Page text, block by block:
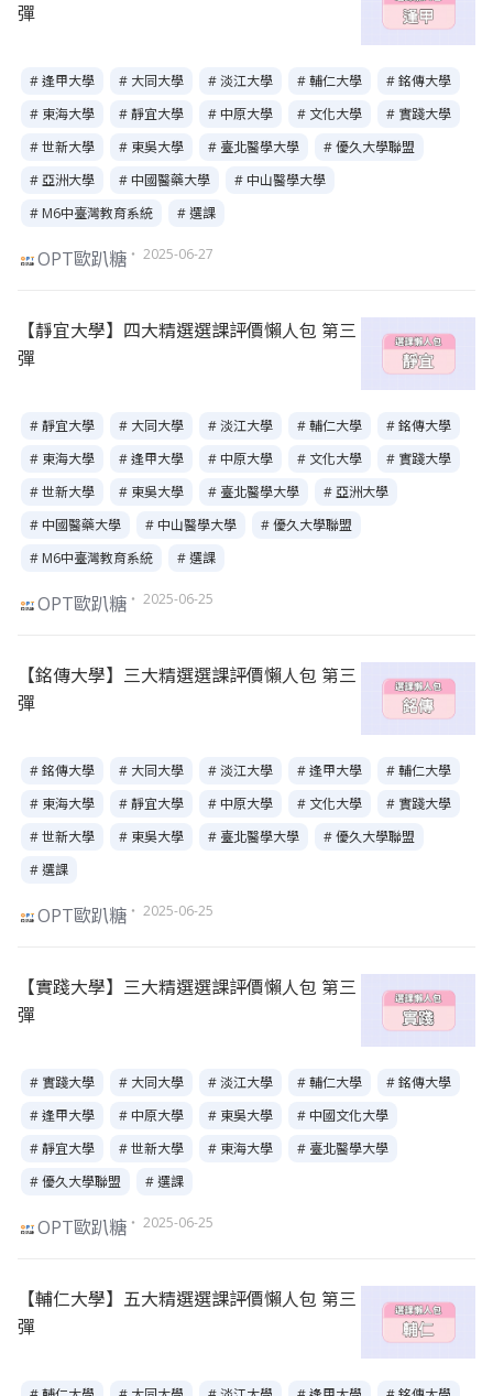
彈
# 逢甲大學 # 大同大學 # 淡江大學 # 輔仁大學
# 銘傳大學
# 東海大學
# 靜宜大學 # 中原大學 # 文化大學
# 實踐大學
# 世新大學
# 東吳大學 # 臺北醫學大學
# 優久大學聯盟
# 亞洲大學
# 中國醫藥大學
# 中山醫學大學
# M6中臺灣教育系統
# 選課
OPT歐趴糖 ・ 2025-06-27
【靜宜大學】四大精選選課評價懶人包 第三
彈
# 靜宜大學 # 大同大學 # 淡江大學 # 輔仁大學
# 銘傳大學
# 東海大學
# 逢甲大學 # 中原大學 # 文化大學
# 實踐大學
# 世新大學
# 東吳大學 # 臺北醫學大學
# 亞洲大學
# 中國醫藥大學
# 中山醫學大學
# 優久大學聯盟
# M6中臺灣教育系統
# 選課
OPT歐趴糖 ・ 2025-06-25
【銘傳大學】三大精選選課評價懶人包 第三
彈
# 銘傳大學 # 大同大學 # 淡江大學 # 逢甲大學
# 輔仁大學
# 東海大學
# 靜宜大學 # 中原大學 # 文化大學
# 實踐大學
# 世新大學
# 東吳大學 # 臺北醫學大學
# 優久大學聯盟
# 選課
OPT歐趴糖 ・ 2025-06-25
【實踐大學】三大精選選課評價懶人包 第三
彈
# 實踐大學 # 大同大學 # 淡江大學 # 輔仁大學
# 銘傳大學
# 逢甲大學
# 中原大學 # 東吳大學
# 中國文化大學
# 靜宜大學
# 世新大學 # 東海大學
# 臺北醫學大學
# 優久大學聯盟
# 選課
OPT歐趴糖 ・ 2025-06-25
【輔仁大學】五大精選選課評價懶人包 第三
彈